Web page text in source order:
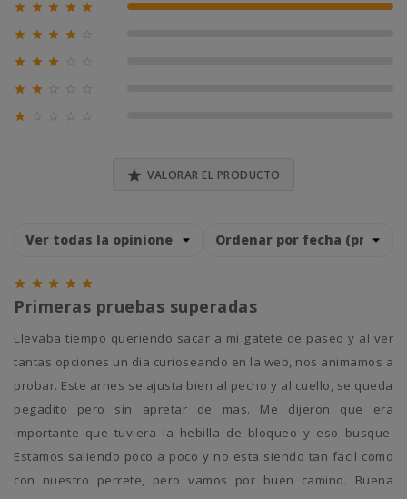
     100% (1)
   
  
 

 VALORAR EL PRODUCTO
    
Primeras pruebas superadas
Llevaba tiempo queriendo sacar a mi gatete de paseo y al ver
tantas opciones un dia curioseando en la web, nos animamos a
probar. Este arnes se ajusta bien al pecho y al cuello, se queda
pegadito pero sin apretar de mas. Me dijeron que era
importante que tuviera la hebilla de bloqueo y eso busque.
Estamos saliendo poco a poco y no esta siendo tan facil como
con nuestro perrete, pero vamos por buen camino. Buena